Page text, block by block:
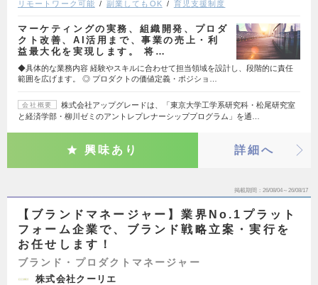
リモートワーク可能
副業してもOK 育児支援制度
マーケティングの実務、組織開発、プロダ
クト改善、AI活用まで、事業の売上・利
益最大化を実現します。 将…
◆具体的な業務内容 経験やスキルに合わせて担当領域を設計し、段階的に責任
範囲を広げます。 ◎ プロダクトの価値定義・ポジショ…
会社概要
株式会社アップグレードは、「東京大学工学系研究科・松尾研究室
と経済学部・柳川ゼミのアントレプレナーシッププログラム」を通…
興味あり 詳細へ
掲載期間 26/08/04～26/08/17
【ブランドマネージャー】業界No.1プラット
フォーム企業で、ブランド戦略立案・実行を
お任せします！
ブランド・プロダクトマネージャー
株式会社クーリエ